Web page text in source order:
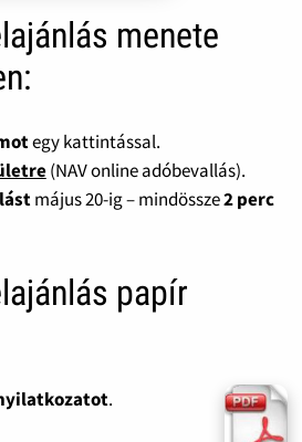
menete
egy kattintással.
(NAV online adóbevallás).
május 20-ig – mindössze2 perc
papír
nyilatkozatot.